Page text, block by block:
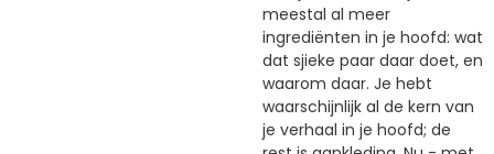
meestal al meer
ingrediënten in je hoofd: wat
dat sjieke paar daar doet, en
waarom daar. Je hebt
waarschijnlijk al de kern van
je verhaal in je hoofd; de